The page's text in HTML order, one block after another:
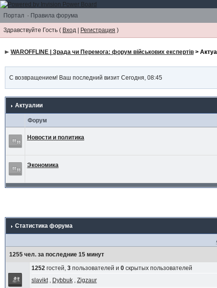
Портал · Правила форума
Здравствуйте Гость ( Вход | Регистрация )
WAROFFLINE | Зрада чи Перемога: форум військових експертів>
С возвращением! Ваш последний визит Сегодня, 08:45
Актуалии
Форум
Новости и политика
Экономика
Статистика форума
1255 чел. за последние 15 минут
1252гостей, 3пользователей и 0скрытых пользователей
slavikt, Dybbuk, Zigzaur